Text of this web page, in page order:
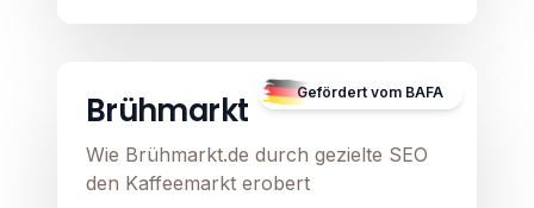
Gefördert vom BAFA
B2C E-Commerce Lokal
Brühmarkt
Wie Brühmarkt.de durch gezielte SEO
den Kaffeemarkt erobert